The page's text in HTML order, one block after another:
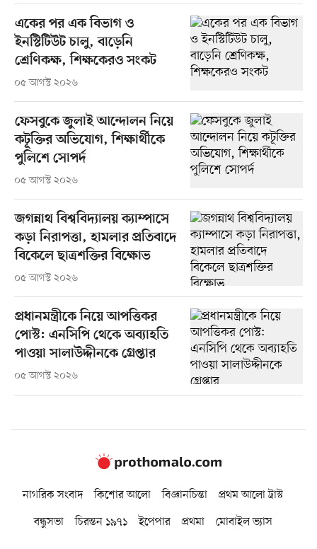
একের পর এক বিভাগ ও
ইনস্টিটিউট চালু, বাড়েনি
শ্রেণিকক্ষ, শিক্ষকেরও সংকট
০৫ আগস্ট ২০২৬
ফেসবুকে জুলাই আন্দোলন নিয়ে
কটূক্তির অভিযোগ, শিক্ষার্থীকে
পুলিশে সোপর্দ
০৫ আগস্ট ২০২৬
জগন্নাথ বিশ্ববিদ্যালয় ক্যাম্পাসে
কড়া নিরাপত্তা, হামলার প্রতিবাদে
বিকেলে ছাত্রশক্তির বিক্ষোভ
০৫ আগস্ট ২০২৬
প্রধানমন্ত্রীকে নিয়ে আপত্তিকর
পোস্ট: এনসিপি থেকে অব্যাহতি
পাওয়া সালাউদ্দীনকে গ্রেপ্তার
০৫ আগস্ট ২০২৬
নাগরিক সংবাদ কিশোর আলো বিজ্ঞানচিন্তা
প্রথম আলো ট্রাস্ট
বন্ধুসভা
চিরন্তন ১৯৭১ ইপেপার প্রথমা মোবাইল ভ্যাস